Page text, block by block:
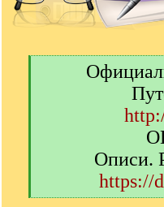
Описи.
https://
[